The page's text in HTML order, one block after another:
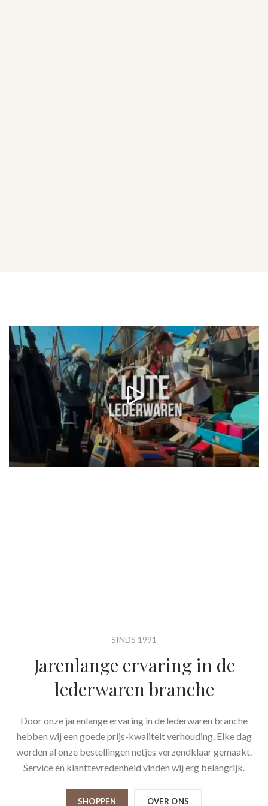
SINDS 1991
Jarenlange ervaring in de
lederwaren branche
Door onze jarenlange ervaring in de lederwaren branche
hebben wij een goede prijs-kwaliteit verhouding. Elke dag
worden al onze bestellingen netjes verzendklaar gemaakt.
Service en klanttevredenheid vinden wij erg belangrijk.
SHOPPEN OVER ONS